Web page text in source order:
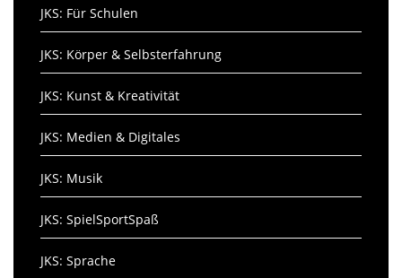
JKS: Für Schulen
JKS: Körper & Selbsterfahrung
JKS: Kunst & Kreativität
JKS: Medien & Digitales
JKS: Musik
JKS: SpielSportSpaß
JKS: Sprache